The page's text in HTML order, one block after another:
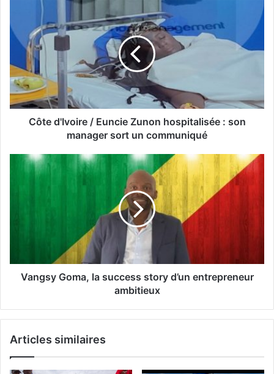
Côte d'Ivoire / Euncie Zunon hospitalisée : son
manager sort un communiqué
Vangsy Goma, la success story d’un entrepreneur
ambitieux
Articles similaires